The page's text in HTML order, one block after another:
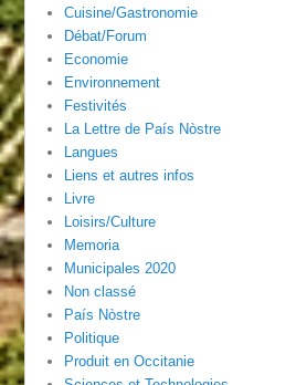
Cuisine/Gastronomie
Débat/Forum
Economie
Environnement
Festivités
La Lettre de País Nòstre
Langues
Liens et autres infos
Livre
Loisirs/Culture
Memoria
Municipales 2020
Non classé
País Nòstre
Politique
Produit en Occitanie